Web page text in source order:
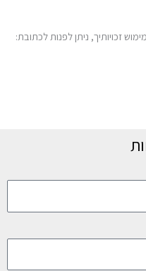
זכויותיך, ניתן לפנות לכתובת: